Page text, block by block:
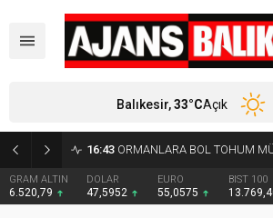
16:43 ORMANLARA BOL TOHUM
GRAM ALTIN
6.520,79
DOLAR
47,5952
EURO
55,0575
BIST 100
Balıkesir,33°CAçık